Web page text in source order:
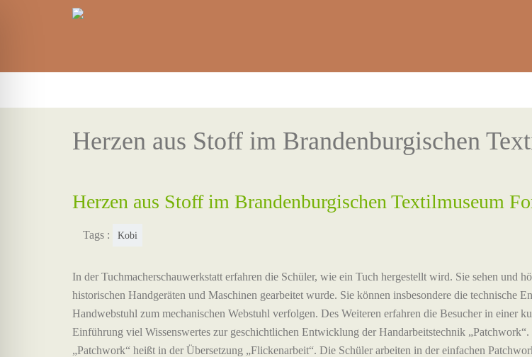
Herzen aus Stoff im Brandenburgischen
Herzen aus Stoff im Brandenburgischen Textilmuseum
Tags : Kobi
In der Tuchmacherschauwerkstatt erfahren die Schüler, wie ein Tuch hergestellt wird. Sie sehen und
historischen Handgeräten und Maschinen gearbeitet wurde. Sie können insbesondere die technische
Handwebstuhl zum mechanischen Webstuhl verfolgen. Des Weiteren erfahren die Besucher in einer
Einführung viel Wissenswertes zur geschichtlichen Entwicklung der Handarbeitstechnik „Patchwork“.
„Patchwork“ heißt in der Übersetzung „Flickenarbeit“. Die Schüler arbeiten in der einfachen